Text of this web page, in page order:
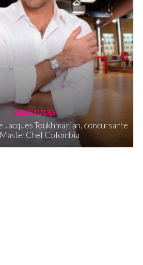
CELEBRIDADES
Jacques Toukhmanian, concursante
Colombia